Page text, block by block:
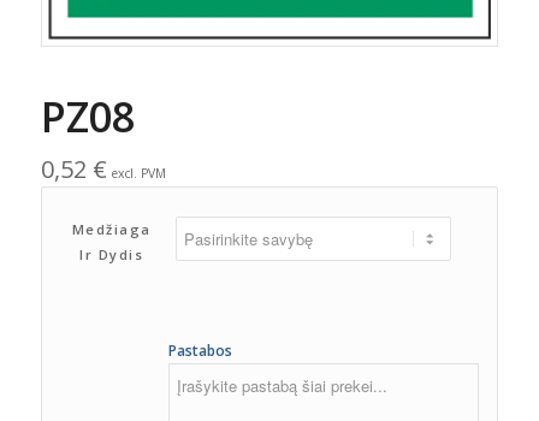
PZ08
0,52 € excl. PVM
Medžiaga
Ir Dydis
Pastabos